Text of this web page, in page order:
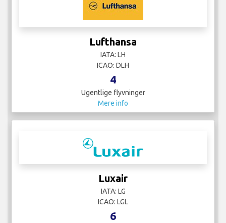
Lufthansa
IATA: LH
ICAO: DLH
4
Ugentlige flyvninger
Mere info
Luxair
IATA: LG
ICAO: LGL
6